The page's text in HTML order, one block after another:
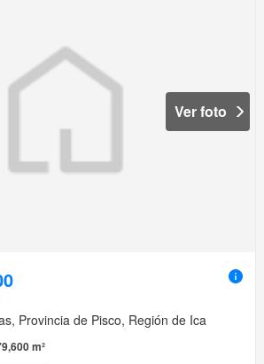
Ver foto
Provincia de Pisco, Región de Ica
m²